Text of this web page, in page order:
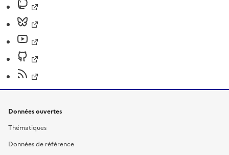
Données ouvertes
Thématiques
Données de référence